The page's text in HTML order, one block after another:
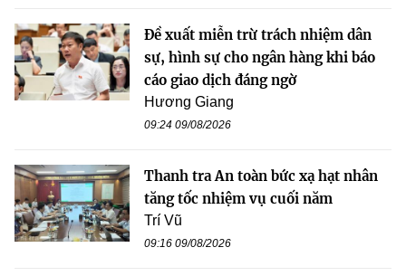
Đề xuất miễn trừ trách nhiệm dân
sự, hình sự cho ngân hàng khi báo
cáo giao dịch đáng ngờ
Hương Giang
09:24 09/08/2026
Thanh tra An toàn bức xạ hạt nhân
tăng tốc nhiệm vụ cuối năm
Trí Vũ
09:16 09/08/2026